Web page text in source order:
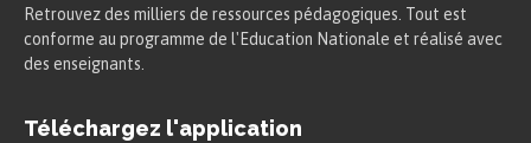
Retrouvez des milliers de ressources pédagogiques. Tout est
conforme au programme de l'Education Nationale et réalisé avec
des enseignants.
Téléchargez l'application